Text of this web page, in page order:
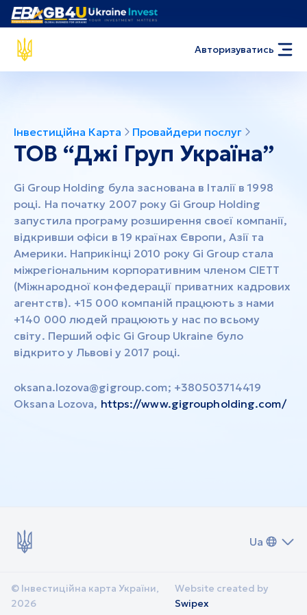
Авторизуватись
Інвестиційна Карта Провайдери послуг
ТОВ “Джі Груп Україна”
Gi Group Holding була заснована в Італії в 1998
році. На початку 2007 року Gi Group Holding
запустила програму розширення своєї компанії,
відкривши офіси в 19 країнах Європи, Азії та
Америки. Наприкінці 2010 року Gi Group стала
міжрегіональним корпоративним членом CIETT
(Міжнародної конфедерації приватних кадрових
агентств). +15 000 компаній працюють з нами
+140 000 людей працюють у нас по всьому
світу. Перший офіс Gi Group Ukraine було
відкрито у Львові у 2017 році.
oksana.lozova@gigroup.com; +380503714419
Oksana Lozova, https://www.gigroupholding.com/
Ua
© Інвестиційна карта України,
2026
Website created by
Swipex